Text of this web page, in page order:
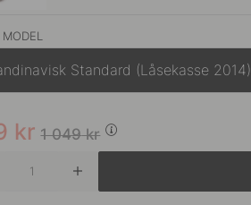
Antik Bronze
Rustfrit Stål Finish
Standard (Låsekasse 2014)
1 049kr
kr